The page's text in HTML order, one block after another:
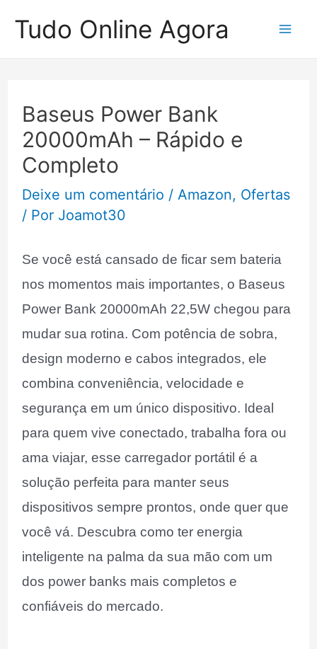
paraTudo Online Agora
Baseus Power Bank
20000mAh – Rápido e
Completo
Deixe um comentário / Amazon, Ofertas
/ Por Joamot30
Se você está cansado de ficar sem bateria
nos momentos mais importantes, o Baseus
Power Bank 20000mAh 22,5W chegou para
mudar sua rotina. Com potência de sobra,
design moderno e cabos integrados, ele
combina conveniência, velocidade e
segurança em um único dispositivo. Ideal
para quem vive conectado, trabalha fora ou
ama viajar, esse carregador portátil é a
solução perfeita para manter seus
dispositivos sempre prontos, onde quer que
você vá. Descubra como ter energia
inteligente na palma da sua mão com um
dos power banks mais completos e
confiáveis do mercado.